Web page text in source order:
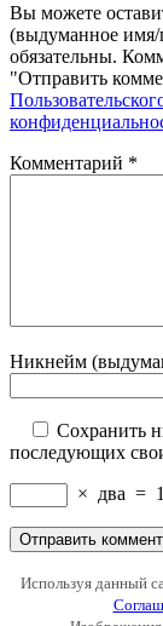
Вы можете
(выдуманное имя/
обязательны.
"Отправить
Комментарий *
Никнейм
Сохранить
последующих
× два =
Используя данный